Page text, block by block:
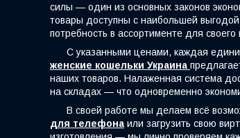
силы — один из основных законов
товары доступны с наибольшей
потребность в ассортименте для
С указанными ценами, каждая
женские кошельки Украина
наших товаров. Налаженная система
на складах — что одновременно
В своей работе мы делаем всё
для телефона или загрузить свою